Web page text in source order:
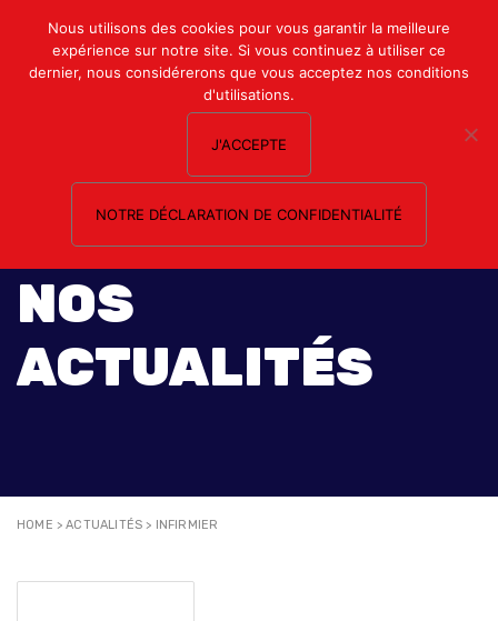
Mon compte
Nous contacter
NOS
ACTUALITÉS
HOME >ACTUALITÉS > INFIRMIER
Nous utilisons des cookies pour vous garantir la meilleure
expérience sur notre site. Si vous continuez à utiliser ce
dernier, nous considérerons que vous acceptez nos conditions
d'utilisations.
J'ACCEPTE
NOTRE DÉCLARATION DE CONFIDENTIALITÉ